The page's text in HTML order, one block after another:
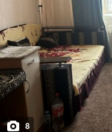
8